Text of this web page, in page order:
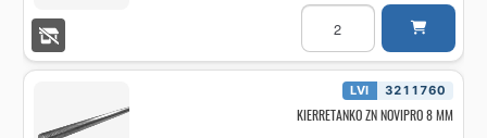
KIERRETANKO
MM
8.8
määrä LVI 3211760
KIERRETANKO ZN NOVIPRO 8 MM